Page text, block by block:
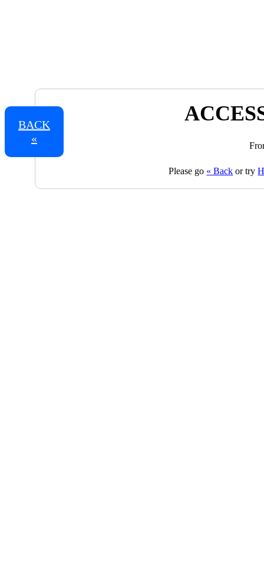
BACK
«
Please go « Back or try